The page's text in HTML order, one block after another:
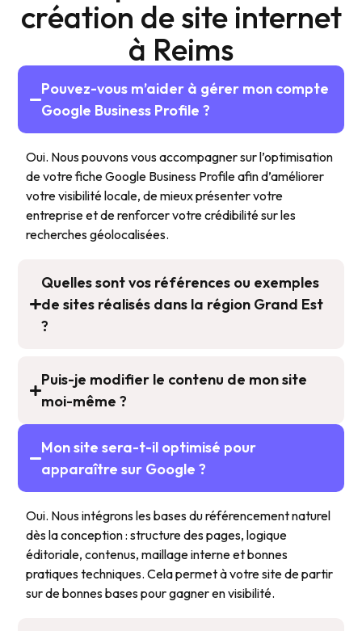
création de site internet
à Reims
Pouvez-vous m’aider à gérer mon compte
Google Business Profile ?
Oui. Nous pouvons vous accompagner sur l’optimisation
de votre fiche Google Business Profile afin d’améliorer
votre visibilité locale, de mieux présenter votre
entreprise et de renforcer votre crédibilité sur les
recherches géolocalisées.
Quelles sont vos références ou exemples
de sites réalisés dans la région Grand Est
?
Puis-je modifier le contenu de mon site
moi-même ?
Mon site sera-t-il optimisé pour
apparaître sur Google ?
Oui. Nous intégrons les bases du référencement naturel
dès la conception : structure des pages, logique
éditoriale, contenus, maillage interne et bonnes
pratiques techniques. Cela permet à votre site de partir
sur de bonnes bases pour gagner en visibilité.